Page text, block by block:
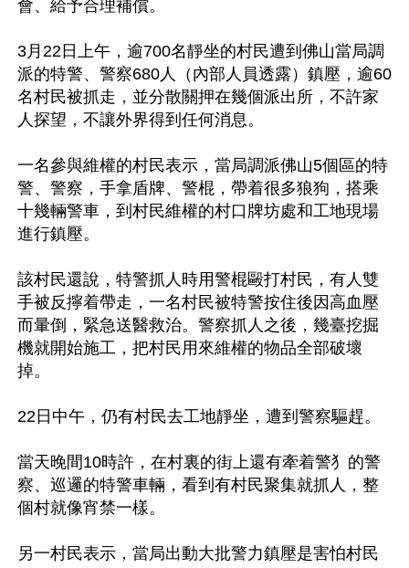
會、給予合理補償。
3月22日上午，逾700名靜坐的村民遭到佛山當局調
派的特警、警察680人（內部人員透露）鎮壓，逾60
名村民被抓走，並分散關押在幾個派出所，不許家
人探望，不讓外界得到任何消息。
一名參與維權的村民表示，當局調派佛山5個區的特
警、警察，手拿盾牌、警棍，帶着很多狼狗，搭乘
十幾輛警車，到村民維權的村口牌坊處和工地現場
進行鎮壓。
該村民還說，特警抓人時用警棍毆打村民，有人雙
手被反擰着帶走，一名村民被特警按住後因高血壓
而暈倒，緊急送醫救治。警察抓人之後，幾臺挖掘
機就開始施工，把村民用來維權的物品全部破壞
掉。
22日中午，仍有村民去工地靜坐，遭到警察驅趕。
當天晚間10時許，在村裏的街上還有牽着警犭的警
察、巡邏的特警車輛，看到有村民聚集就抓人，整
個村就像宵禁一樣。
另一村民表示，當局出動大批警力鎮壓是害怕村民